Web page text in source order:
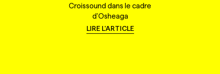
Croissound dans le cadre
d'Osheaga
LIRE L'ARTICLE